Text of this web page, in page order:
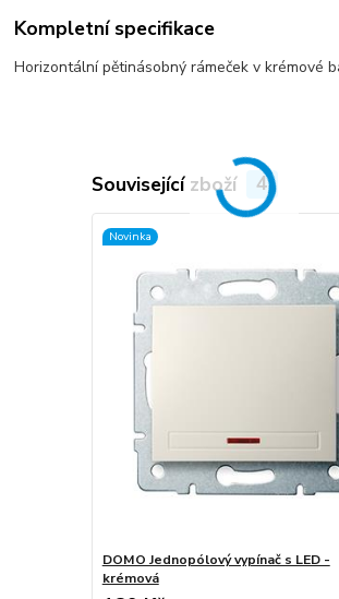
Kompletní specifikace
Horizontální pětinásobný rámeček v krémové
Související zboží 4
Novinka
DOMO Jednopólový vypínač s LED -
krémová